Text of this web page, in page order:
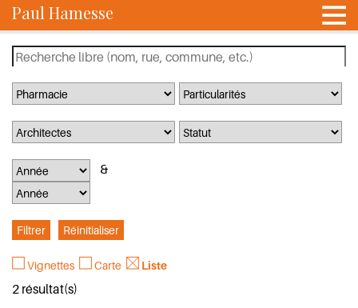
Paul Hamesse
Vignettes Carte Liste
2 résultat(s)